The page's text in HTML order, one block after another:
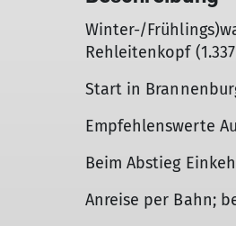
Winter-/
Rehleitenkopf
Start in
Empfehlenswerte
Beim Abstieg
Anreise per Bahn;